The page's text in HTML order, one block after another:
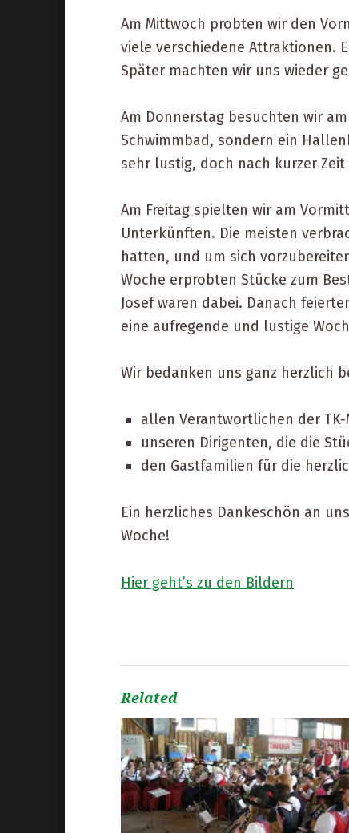
Am Mittwoch probten wir den
viele verschiedene Attraktionen.
Später machten wir uns wieder
Am Donnerstag besuchten wir
Schwimmbad, sondern ein
sehr lustig, doch nach kurzer
Am Freitag spielten wir am
Unterkünften. Die meisten
hatten, und um sich
Woche erprobten Stücke zum
Josef waren dabei. Danach
eine aufregende und lustige
Wir bedanken uns ganz herzlich
allen Verantwortlichen der
unseren Dirigenten, die die
den Gastfamilien für die
Ein herzliches Dankeschön an
Woche!
Hier geht’s zu den Bildern
Related